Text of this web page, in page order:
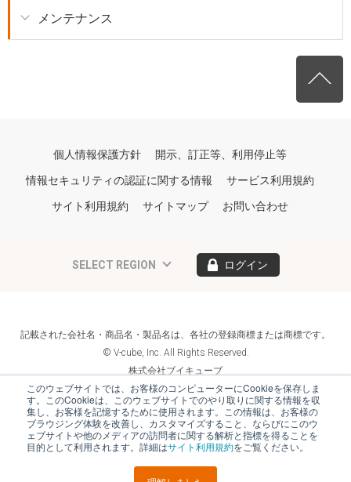
このウェブサイトでは、お客様のコンピューターにCookieを保存しま
す。このCookieは、このウェブサイトでのやり取りに関する情報を収
集し、お客様を記憶するために使用されます。この情報は、お客様の
ブラウジング体験を改善し、カスタマイズすること、ならびにこのウ
ェブサイトや他のメディアの訪問者に関する解析と指標を得ることを
目的として利用されます。詳細はサイト利用規約をご覧ください。
メンテナンス
個人情報保護方針 開示、訂正等、利用停止等
情報セキュリティの認証に関する情報 サービス利用規約
サイト利用規約 サイトマップ お問い合わせ
SELECT REGION ログイン
記載された会社名・商品名・製品名は、各社の登録商標または商標です。
© V-cube, Inc. All Rights Reserved.
株式会社ブイキューブ
Follow Us